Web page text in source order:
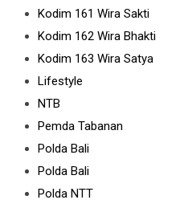
Kodim 161 Wira Sakti
Kodim 162 Wira Bhakti
Kodim 163 Wira Satya
Lifestyle
NTB
Pemda Tabanan
Polda Bali
Polda Bali
Polda NTT